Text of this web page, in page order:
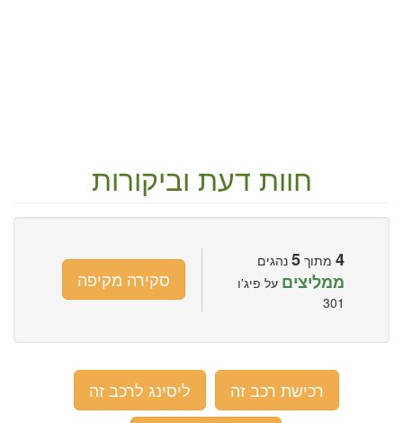
חוות דעת וביקורות
4 מתוך 5 נהגים
ממליצים על פיג'ו
301
סקירה מקיפה
רכישת רכב זה
ליסינג לרכב זה